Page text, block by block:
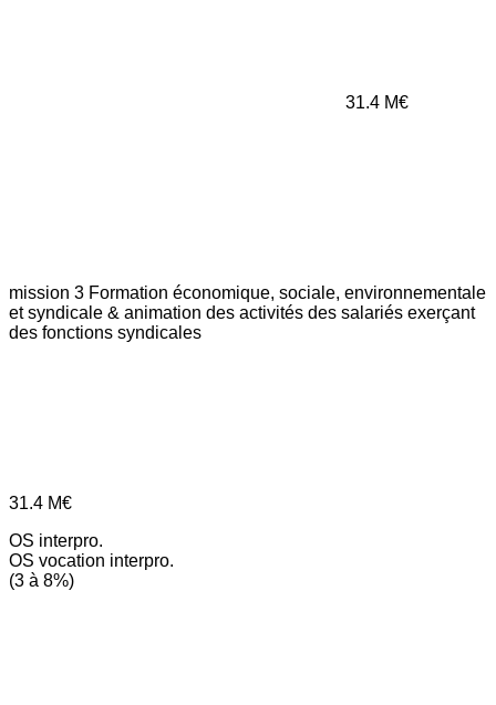
31.4 M€
mission 3 Formation économique, sociale, environnementale
et syndicale & animation des activités des salariés exerçant
des fonctions syndicales
31.4 M€
OS interpro.
OS vocation interpro.
(3 à 8%)